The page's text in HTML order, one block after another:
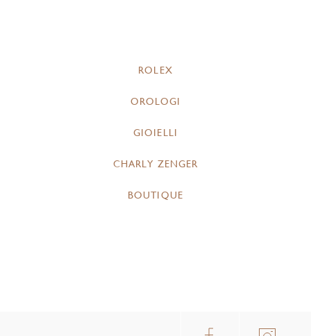
ROLEX
OROLOGI
GIOIELLI
CHARLY ZENGER
BOUTIQUE